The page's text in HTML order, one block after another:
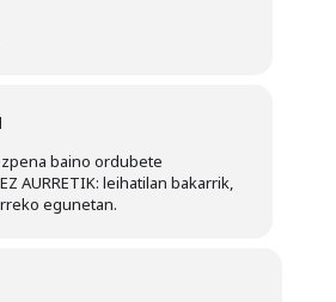
baino ordubete
AURRETIK: leihatilan bakarrik,
egunetan.